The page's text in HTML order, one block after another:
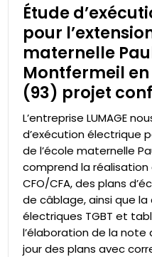
Étude
pour
maternelle
Montfermeil
(93) projet
L’entreprise LUMAGE
d’exécution électrique
de l’école maternelle
comprend la
CFO/CFA, des plans
de câblage, ainsi que
électriques TGBT et
l’élaboration de la note
jour des plans avec